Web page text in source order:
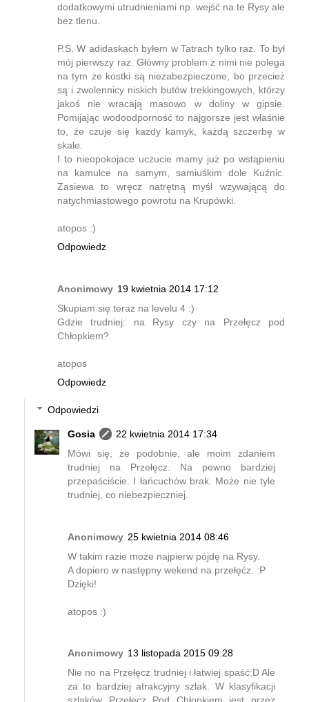
dodatkowymi utrudnieniami np. wejść na te Rysy ale
bez tlenu.
P.S. W adidaskach byłem w Tatrach tylko raz. To był
mój pierwszy raz. Główny problem z nimi nie polega
na tym że kostki są niezabezpieczone, bo przecież
są i zwolennicy niskich butów trekkingowych, którzy
jakoś nie wracają masowo w doliny w gipsie.
Pomijając wodoodporność to najgorsze jest właśnie
to, że czuje się kazdy kamyk, każdą szczerbę w
skale.
I to nieopokojace uczucie mamy już po wstąpieniu
na kamulce na samym, samiuśkim dole Kuźnic.
Zasiewa to wręcz natrętną myśl wzywającą do
natychmiastowego powrotu na Krupówki.
atopos :)
Odpowiedz
Anonimowy 19 kwietnia 2014 17:12
Skupiam się teraz na levelu 4 :)
Gdzie trudniej: na Rysy czy na Przełęcz pod
Chłopkiem?
atopos
Odpowiedz
Odpowiedzi
Gosia
22 kwietnia 2014 17:34
Mówi się, że podobnie, ale moim zdaniem
trudniej na Przełęcz. Na pewno bardziej
przepaściście. I łańcuchów brak. Może nie tyle
trudniej, co niebezpieczniej.
Anonimowy 25 kwietnia 2014 08:46
W takim razie może najpierw pójdę na Rysy.
A dopiero w następny wekend na przełęćz. :P
Dzięki!
atopos :)
Anonimowy 13 listopada 2015 09:28
Nie no na Przełęcz trudniej i łatwiej spaść:D Ale
za to bardziej atrakcyjny szlak. W klasyfikacji